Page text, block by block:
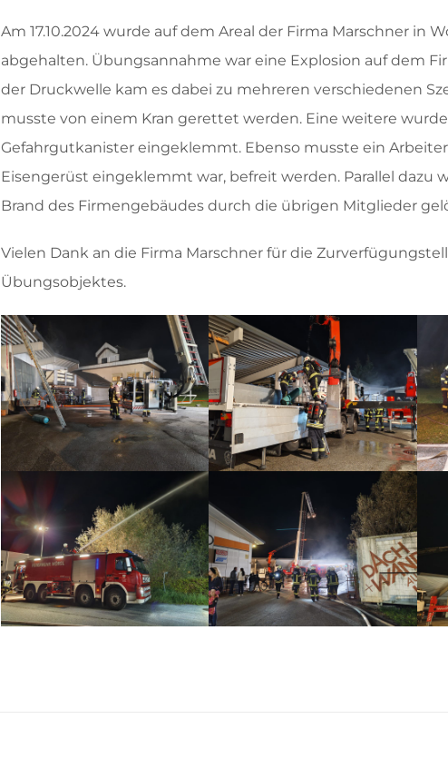
Am 17.10.2024 wurde auf dem Areal der Firma Marschner in
abgehalten. Übungsannahme war eine Explosion auf dem
der Druckwelle kam es dabei zu mehreren verschiedenen
musste von einem Kran gerettet werden. Eine weitere
Gefahrgutkanister eingeklemmt. Ebenso musste ein
Eisengerüst eingeklemmt war, befreit werden. Parallel dazu
Brand des Firmengebäudes durch die übrigen Mitglieder
Vielen Dank an die Firma Marschner für die
Übungsobjektes.